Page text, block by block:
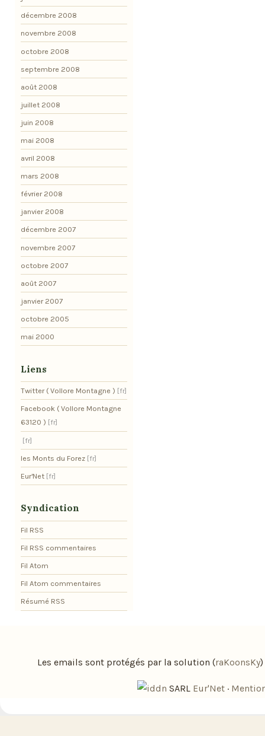
décembre 2008
novembre 2008
octobre 2008
septembre 2008
août 2008
juillet 2008
juin 2008
mai 2008
avril 2008
mars 2008
février 2008
janvier 2008
décembre 2007
novembre 2007
octobre 2007
août 2007
janvier 2007
octobre 2005
mai 2000
Liens
Twitter ( Vollore Montagne )
Facebook ( Vollore Montagne
63120 )
les Monts du Forez
Eur'Net
Syndication
Fil RSS
Fil RSS commentaires
Fil Atom
Fil Atom commentaires
Résumé RSS
Les emails sont protégés par la solution (raKoonsKy)
SARL Eur'Net ·